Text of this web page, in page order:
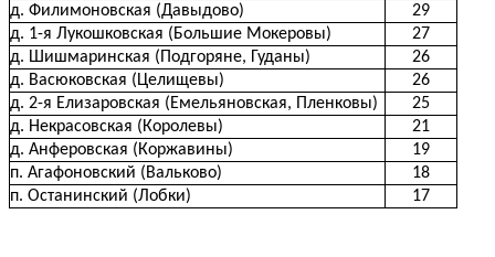
д. Филимоновская (Давыдово)
29
д. 1-я Лукошковская (Большие Мокеровы)
27
д. Шишмаринская (Подгоряне, Гуданы)
26
д. Васюковская (Целищевы)
26
д. 2-я Елизаровская (Емельяновская, Пленковы)
25
д. Некрасовская (Королевы)
21
д. Анферовская (Коржавины)
19
п. Агафоновский (Вальково)
18
п. Останинский (Лобки)
17